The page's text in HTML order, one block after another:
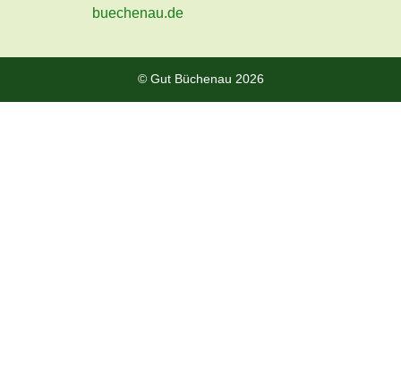
buechenau.de
© Gut Büchenau 2026